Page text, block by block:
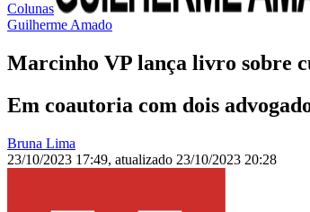
Colunas
Guilherme Amado
Marcinho VP lança livro sobre
Em coautoria com dois
Bruna Lima
23/10/2023 17:49, atualizado 23/10/2023 20:28